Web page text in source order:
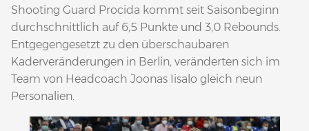
Shooting Guard Procida kommt seit Saisonbeginn
durchschnittlich auf 6,5 Punkte und 3,0 Rebounds.
Entgegengesetzt zu den überschaubaren
Kaderveränderungen in Berlin, veränderten sich im
Team von Headcoach Joonas Iisalo gleich neun
Personalien.